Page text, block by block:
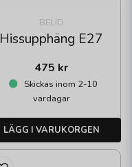
BELID
Hissupphäng E27
475 kr
Skickas inom 2-10
vardagar
LÄGG I VARUKORGEN